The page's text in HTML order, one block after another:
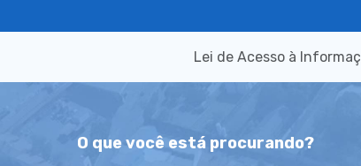
Lei de Acesso à
O que você está procurando?